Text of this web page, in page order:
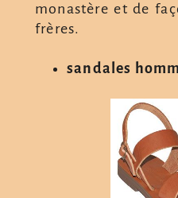
monastère et de
frères.
sandales